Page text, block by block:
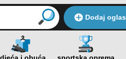
Dodaj oglas